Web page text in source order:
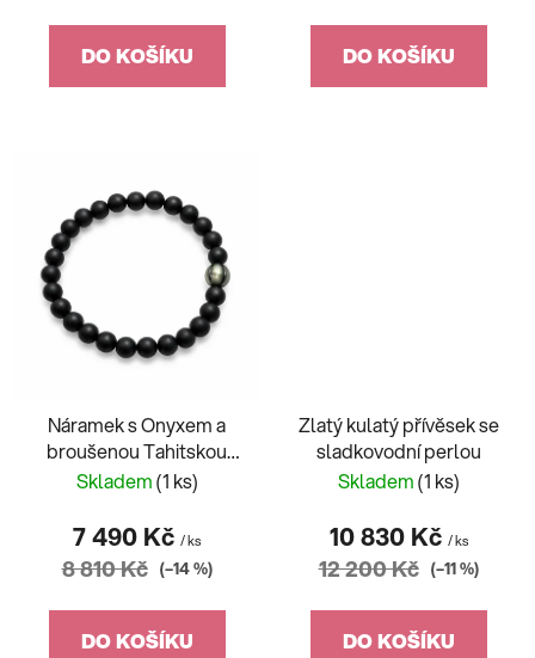
DO KOŠÍKU DO KOŠÍKU
Náramek s Onyxem a
broušenou Tahitskou
perlou
Skladem(1 ks)
7 490 Kč / ks
8 810 Kč (–14 %)
DO KOŠÍKU
Zlatý kulatý přívěsek se
sladkovodní perlou
Skladem(1 ks)
10 830 Kč / ks
12 200 Kč (–11 %)
DO KOŠÍKU